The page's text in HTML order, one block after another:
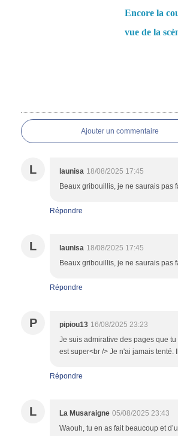
Encore la
vue de la
Ajouter un commentaire
L launisa 18/08/2025 17:45
Beaux gribouillis, je ne saurais pas
Répondre
L launisa 18/08/2025 17:45
Beaux gribouillis, je ne saurais pas
Répondre
P pipiou13 16/08/2025 23:23
Je suis admirative des pages que
est super<br /> Je n'ai jamais
Répondre
L La Musaraigne 05/08/2025 23:43
Waouh, tu en as fait beaucoup et